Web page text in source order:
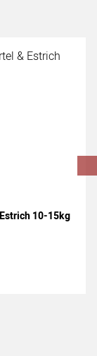
abgegeben
10-15kg
abgegeben